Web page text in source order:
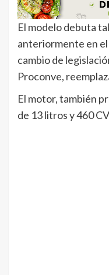
El modelo debuta
anteriormente en
cambio de
Proconve,
El motor, también
de 13 litros y 460